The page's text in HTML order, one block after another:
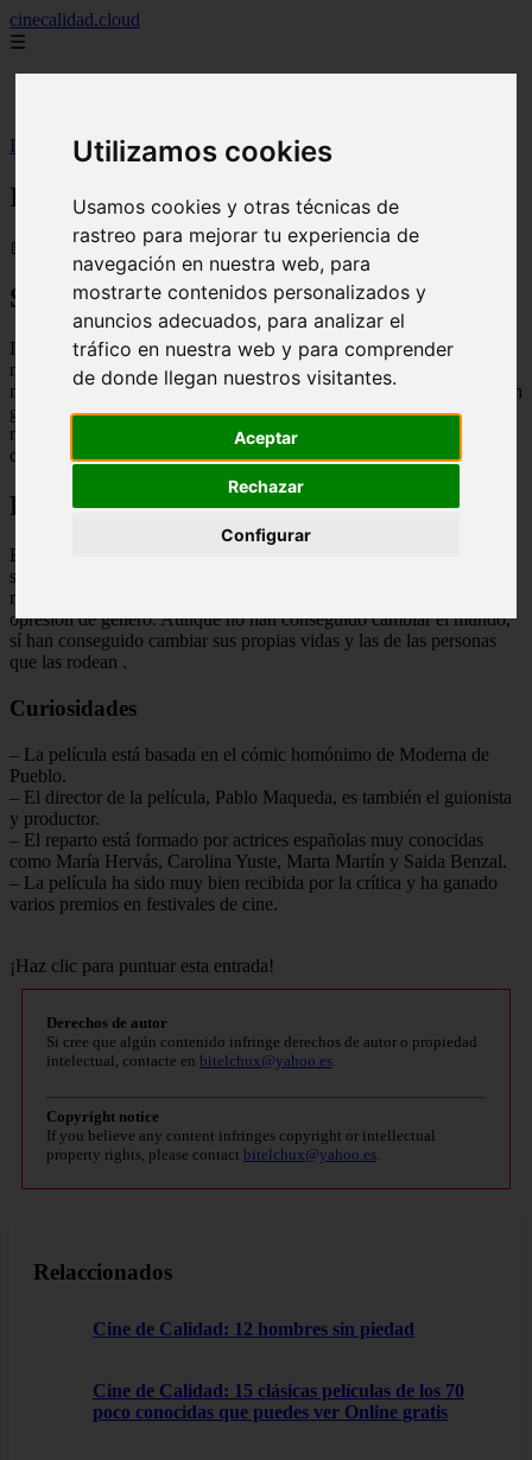
Utilizamos cookies
Usamos cookies y otras técnicas de
rastreo para mejorar tu experiencia de
navegación en nuestra web, para
mostrarte contenidos personalizados y
anuncios adecuados, para analizar el
tráfico en nuestra web y para comprender
de donde llegan nuestros visitantes.
Aceptar
Rechazar
Configurar
cinecalidad.cloud
☰
Inicio finalexplicadolat >Idiotizadas ᐉ Final Explicado
Idiotizadas ᐉ Final Explicado
📅 13/02/2026
Sinopsis
Idiotizadas es una película española que cuenta la historia de cuatro
mujeres que se reencuentran después de muchos años en una
manifestación feminista. A partir de ese momento, deciden formar un
grupo de lucha contra el patriarcado y la opresión de género. A
medida que avanzan en su lucha, descubren que no todo es tan fácil
como parece y que tendrán que enfrentarse a muchos obstáculos.
Final Explicado
El final de Idiotizadas es bastante abierto y deja muchas preguntas
sin respuesta. Sin embargo, se puede interpretar que las cuatro
mujeres han logrado su objetivo de luchar contra el patriarcado y la
opresión de género. Aunque no han conseguido cambiar el mundo,
sí han conseguido cambiar sus propias vidas y las de las personas
que las rodean .
Curiosidades
– La película está basada en el cómic homónimo de Moderna de
Pueblo.
– El director de la película, Pablo Maqueda, es también el guionista
y productor.
– El reparto está formado por actrices españolas muy conocidas
como María Hervás, Carolina Yuste, Marta Martín y Saida Benzal.
– La película ha sido muy bien recibida por la crítica y ha ganado
varios premios en festivales de cine.
¡Haz clic para puntuar esta entrada!
Derechos de autor
Si cree que algún contenido infringe derechos de autor o propiedad
intelectual, contacte en bitelchux@yahoo.es
Copyright notice
If you believe any content infringes copyright or intellectual
property rights, please contact bitelchux@yahoo.es
Relaccionados
Cine de Calidad: 12 hombres sin piedad
Cine de Calidad: 15 clásicas películas de los 70
poco conocidas que puedes ver Online gratis